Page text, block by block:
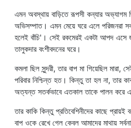
এমন অবস্থায় বাড়িতে রূপসী কন্যার অভ্যাগম
অভিসম্পাত। এমন মেয়ে ঘরে এলে পরিজনরা
হলেই বাঁচি'। সেই রকমেরই একটা আপদ এসে
তালুকদার বংশীবদনের ঘরে।
কমলা ছিল সুন্দরী, তার বাপ মা গিয়েছিল মারা,
পরিবার নিশ্চিন্ত হত। কিন্তু তা হল না, তার
অত্যন্ত সতর্কভাবে এতকাল তাকে পালন করে
তার কাকি কিন্তু প্রতিবেশিনীদের কাছে
বাপ ওকে রেখে গেল কেবল আমাদের মাথায়